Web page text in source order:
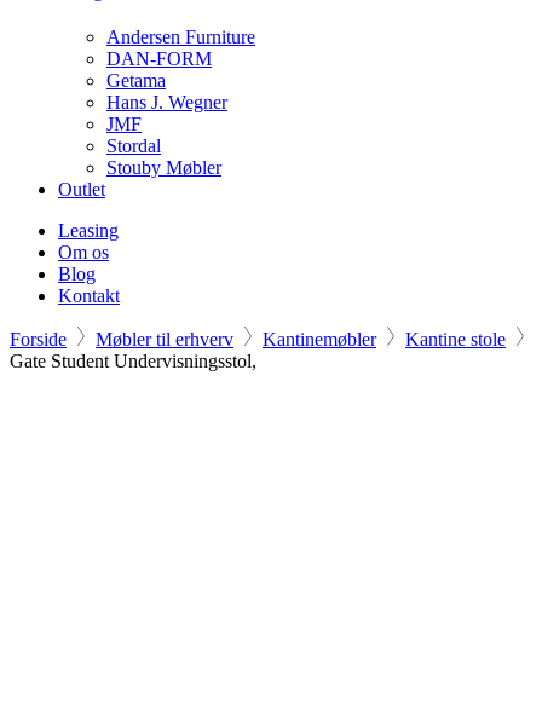
Andersen Furniture
DAN-FORM
Getama
Hans J. Wegner
JMF
Stordal
Stouby Møbler
Outlet
Leasing
Om os
Blog
Kontakt
Forside Møbler til erhverv Kantinemøbler
Kantine stole
Gate Student Undervisningsstol,